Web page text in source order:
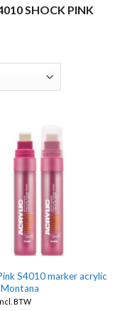
SHOCK PINK
S4010 marker acrylic
BTW